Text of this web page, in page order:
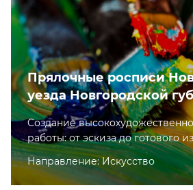
Прялочные росписи
уезда Новгородской
Cоздание
работы: от эскиза до готового
Направление: Искусство